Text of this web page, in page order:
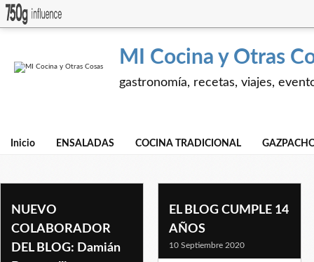
MI Cocina y Otras
gastronomía, recetas, viajes,
Inicio ENSALADAS COCINA TRADICIONAL
blog y varios
NUEVO
COLABORADOR
DEL BLOG: Damián
EL BLOG CUMPLE 14
AÑOS
10 Septiembre 2020